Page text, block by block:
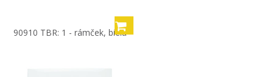
90910 TBR: 1 - rámček, biela